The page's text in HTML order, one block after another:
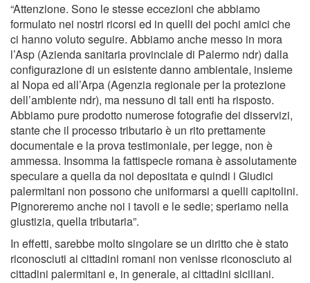
“Attenzione. Sono le stesse eccezioni che abbiamo
formulato nei nostri ricorsi ed in quelli dei pochi amici che
ci hanno voluto seguire. Abbiamo anche messo in mora
l’Asp (Azienda sanitaria provinciale di Palermo ndr) dalla
configurazione di un esistente danno ambientale, insieme
al Nopa ed all’Arpa (Agenzia regionale per la protezione
dell’ambiente ndr), ma nessuno di tali enti ha risposto.
Abbiamo pure prodotto numerose fotografie dei disservizi,
stante che il processo tributario è un rito prettamente
documentale e la prova testimoniale, per legge, non è
ammessa. Insomma la fattispecie romana è assolutamente
speculare a quella da noi depositata e quindi i Giudici
palermitani non possono che uniformarsi a quelli capitolini.
Pignoreremo anche noi i tavoli e le sedie; speriamo nella
giustizia, quella tributaria”.
In effetti, sarebbe molto singolare se un diritto che è stato
riconosciuti ai cittadini romani non venisse riconosciuto ai
cittadini palermitani e, in generale, ai cittadini siciliani.